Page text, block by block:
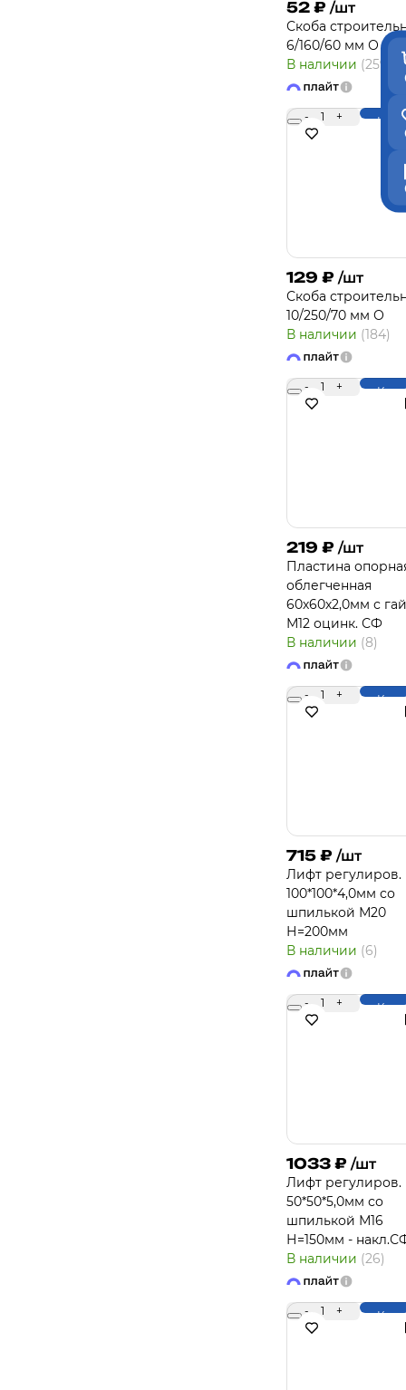
52 ₽ /шт
Скоба
6/160/60 мм О
В наличии (259)
- 1 +
129 ₽ /шт
Скоба
10/250/70 мм О
В наличии (184)
- 1 +
219 ₽ /шт
Пластина
облегченная
60х60х2,0мм с
М12 оцинк. СФ
В наличии (8)
- 1 +
715 ₽ /шт
Лифт регулиров.
100*100*4,0мм со
шпилькой М20
Н=200мм
В наличии (6)
- 1 +
1033 ₽ /шт
Лифт регулиров.
50*50*5,0мм со
шпилькой М16
Н=150мм -
В наличии (26)
- 1 +